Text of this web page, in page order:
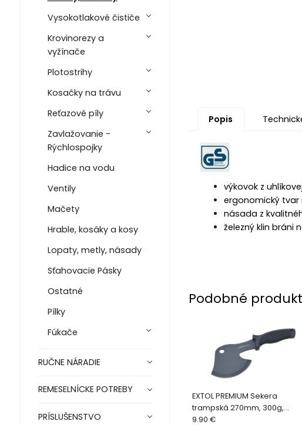
Vysokotlakové čističe
Krovinorezy a
vyžínače
Plotostrihy
Kosačky na trávu
Reťazové píly
Zavlažovanie -
Rýchlospojky
Hadice na vodu
Ventily
Mačety
Hrable, kosáky a kosy
Lopaty, metly, násady
Sťahovacie Pásky
Ostatné
Pílky
Fúkače
RUČNE NÁRADIE
REMESELNÍCKE POTREBY
PRÍSLUŠENSTVO
Popis
výkovok z
ergonomický tvar
násada z
železný klin bráni
Podobné
EXTOL PREMIUM Sekera
trampská 270mm, 300g,
antikoro, nylonové puzdro na
9.90 €